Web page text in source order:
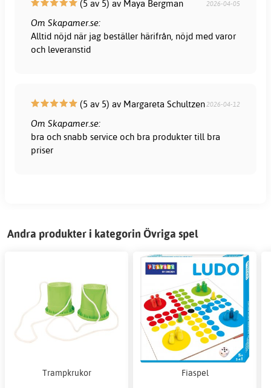
(5 av 5) av Maya Bergman 2026-04-05
Om Skapamer.se:
Alltid nöjd när jag beställer härifrån, nöjd med varor
och leveranstid
(5 av 5) av Margareta Schultzen2026-04-12
Om Skapamer.se:
bra och snabb service och bra produkter till bra
priser
Andra produkter i kategorin Övriga spel
Trampkrukor Fiaspel